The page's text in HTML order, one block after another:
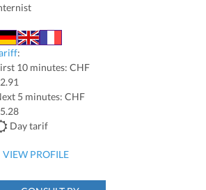
:
10 minutes: CHF
5 minutes: CHF
Day tarif
VIEW PROFILE